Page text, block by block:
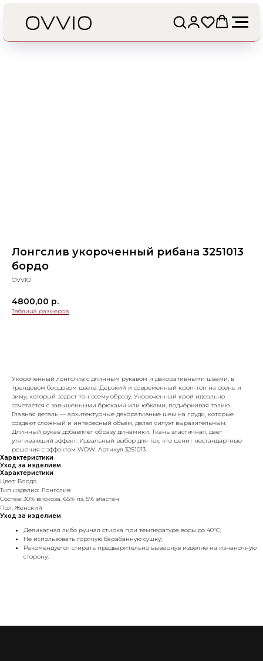
Лонгслив укороченный рибана 3251013
бордо
OVVIO
4800,00 р.
Таблица размеров
Укороченный лонгслив с длинным рукавом и декоративными швами, в
трендовом бордовом цвете. Дерзкий и современный кроп-топ на осень и
зиму, который задаст тон всему образу. Укороченный крой идеально
сочетается с завышенными брюками или юбками, подчёркивая талию.
Главная деталь — архитектурные декоративные швы на груди, которые
создают сложный и интересный объем, делая силуэт выразительным.
Длинный рукав добавляет образу динамики. Ткань эластичная, дает
утягивающий эффект. Идеальный выбор для тех, кто ценит нестандартные
решения с эффектом WOW. Артикул 3251013
Характеристики
Уход за изделием
Характеристики
Цвет: Бордо
Тип изделия: Лонгслив
Состав: 30% вискоза, 65% пэ, 5% эластан
Пол: Женский
Уход за изделием
Деликатная либо ручная стирка при температуре воды до 40°C;
Не использовать горячую барабанную сушку;
Рекомендуется стирать предварительно вывернув изделие на изнаночную
сторону;